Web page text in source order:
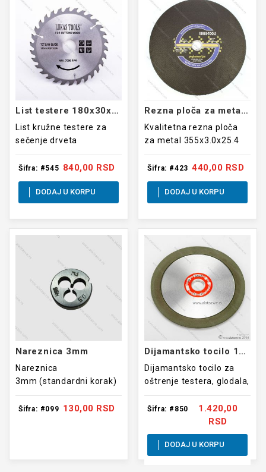
List testere 180x30x30
List kružne testere za
sečenje drveta
Šifra: #545 840,00 RSD
DODAJ U KORPU
Rezna ploča za metal 355x3.0x25.4
Kvalitetna rezna ploča
za metal 355x3.0x25.4
Šifra: #423 440,00 RSD
DODAJ U KORPU
Nareznica 3mm
Nareznica
3mm (standardni korak)
Šifra: #099 130,00 RSD
Dijamantsko tocilo 150mm
Dijamantsko tocilo za
oštrenje testera, glodala,
burgija, noževa i sl.
Šifra: #850
1.420,00
RSD
DODAJ U KORPU